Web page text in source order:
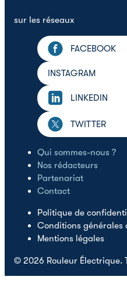
sur les réseaux
FACEBOOK
INSTAGRAM
LINKEDIN
TWITTER
Qui sommes-nous ?
Nos rédacteurs
Partenariat
Contact
Politique de
Conditions générales
Mentions légales
© 2026 Rouleur Électrique.